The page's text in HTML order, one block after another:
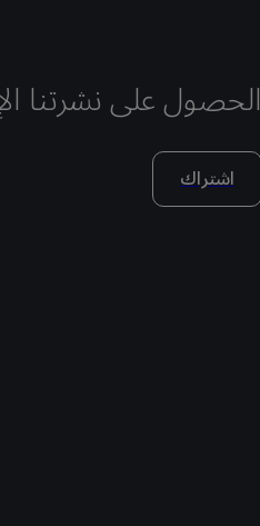
الحصول على نشرتنا
اشتراك